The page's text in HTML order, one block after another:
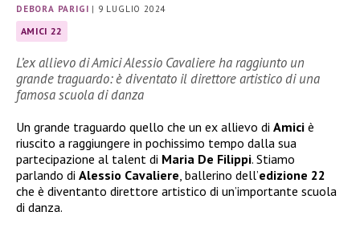
DEBORA PARIGI | 9 LUGLIO 2024
AMICI 22
L’ex allievo di Amici Alessio Cavaliere ha raggiunto un
grande traguardo: è diventato il direttore artistico di una
famosa scuola di danza
Un grande traguardo quello che un ex allievo di Amici è
riuscito a raggiungere in pochissimo tempo dalla sua
partecipazione al talent di Maria De Filippi. Stiamo
parlando di Alessio Cavaliere, ballerino dell’edizione 22
che è diventanto direttore artistico di un’importante scuola
di danza.